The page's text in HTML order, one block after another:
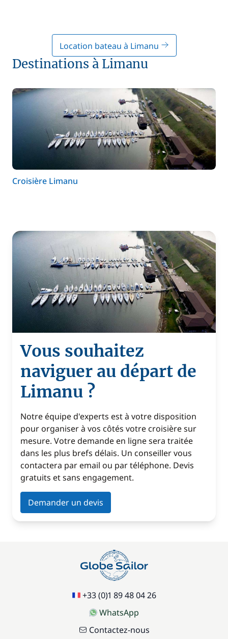
Location bateau à Limanu
Destinations à Limanu
Croisière Limanu
Vous souhaitez
naviguer au départ de
Limanu ?
Notre équipe d'experts est à votre disposition
pour organiser à vos côtés votre croisière sur
mesure. Votre demande en ligne sera traitée
dans les plus brefs délais. Un conseiller vous
contactera par email ou par téléphone. Devis
gratuits et sans engagement.
Demander un devis
+33 (0)1 89 48 04 26
WhatsApp
Contactez-nous